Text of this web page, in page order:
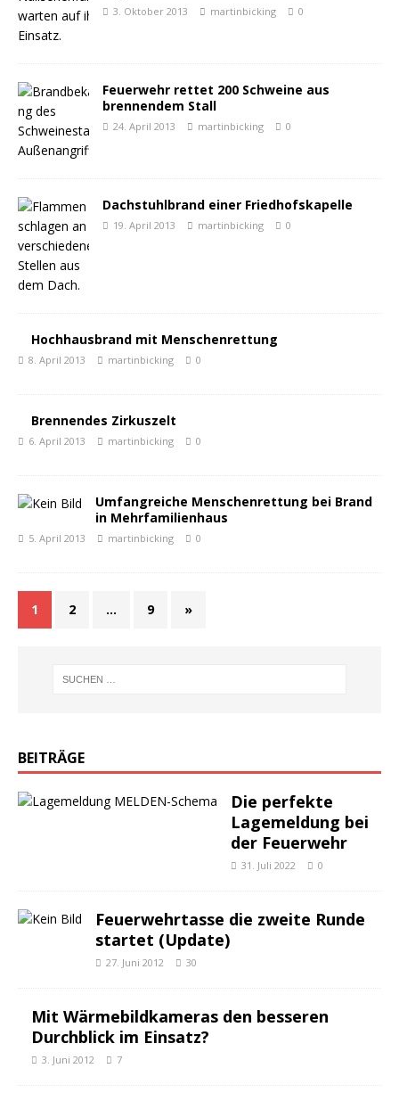
3. Oktober 2013 martinbicking 0
Feuerwehr rettet 200 Schweine aus
brennendem Stall
24. April 2013 martinbicking 0
Dachstuhlbrand einer Friedhofskapelle
19. April 2013 martinbicking 0
Hochhausbrand mit Menschenrettung
8. April 2013 martinbicking 0
Brennendes Zirkuszelt
6. April 2013 martinbicking 0
Umfangreiche Menschenrettung bei Brand
in Mehrfamilienhaus
5. April 2013 martinbicking 0
1 2 … 9 »
BEITRÄGE
Die perfekte
Lagemeldung bei
der Feuerwehr
31. Juli 2022 0
Feuerwehrtasse die zweite Runde
startet (Update)
27. Juni 2012 30
Mit Wärmebildkameras den besseren
Durchblick im Einsatz?
3. Juni 2012 7